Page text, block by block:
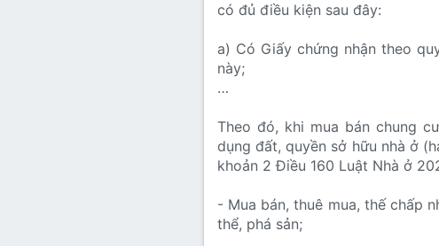
có đủ điều kiện sau đây:
a) Có Giấy chứng nhận theo
này;
…
Theo đó, khi mua bán chung
dụng đất, quyền sở hữu nhà ở
khoản 2 Điều 160 Luật Nhà ở
- Mua bán, thuê mua, thế chấp
thể, phá sản;